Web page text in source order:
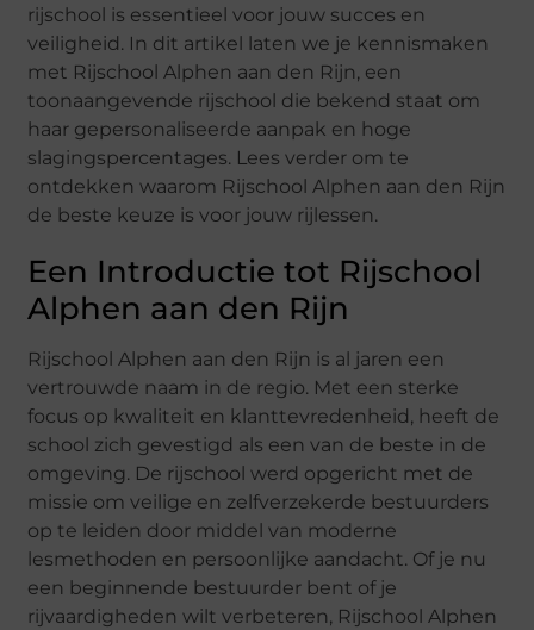
rijschool is essentieel voor jouw succes en
veiligheid. In dit artikel laten we je kennismaken
met Rijschool Alphen aan den Rijn, een
toonaangevende rijschool die bekend staat om
haar gepersonaliseerde aanpak en hoge
slagingspercentages. Lees verder om te
ontdekken waarom Rijschool Alphen aan den Rijn
de beste keuze is voor jouw rijlessen.
Een Introductie tot Rijschool
Alphen aan den Rijn
Rijschool Alphen aan den Rijn is al jaren een
vertrouwde naam in de regio. Met een sterke
focus op kwaliteit en klanttevredenheid, heeft de
school zich gevestigd als een van de beste in de
omgeving. De rijschool werd opgericht met de
missie om veilige en zelfverzekerde bestuurders
op te leiden door middel van moderne
lesmethoden en persoonlijke aandacht. Of je nu
een beginnende bestuurder bent of je
rijvaardigheden wilt verbeteren, Rijschool Alphen